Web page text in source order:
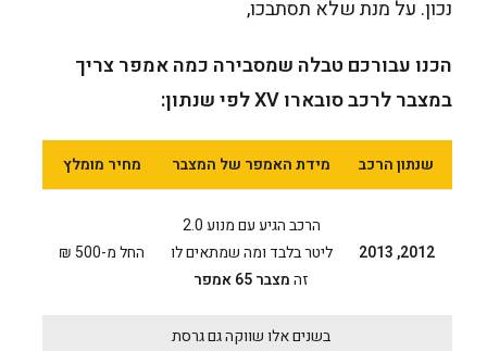
נכון. על מנת שלא תסתבכו,
הכנו עבורכם טבלה שמסבירה כמה אמפר צריך
במצבר לרכב סובארו XV לפי שנתון:
שנתון הרכב מידת האמפר של המצבר מחיר מומלץ
2012, 2013
הרכב הגיע עם מנוע 2.0
ליטר בלבד ומה שמתאים לו
זהמצבר 65 אמפר
החל מ-500 ₪
בשנים אלו שווקה גם גרסת